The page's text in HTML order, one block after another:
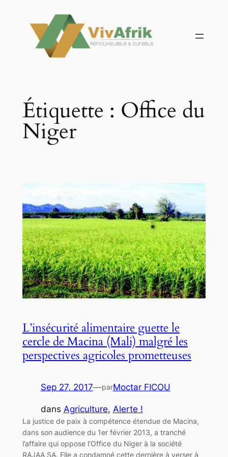
contenu
Étiquette : Office du
Niger
L’insécurité alimentaire guette le
cercle de Macina (Mali) malgré les
perspectives agricoles prometteuses
Sep 27, 2017—parMoctar FICOU
dans Agriculture, Alerte !
La justice de paix à compétence étendue de Macina,
dans son audience du 1er février 2013, a tranché
l’affaire qui oppose l’Office du Niger à la société
RAJAA SA. Elle a condamné cette dernière à verser à